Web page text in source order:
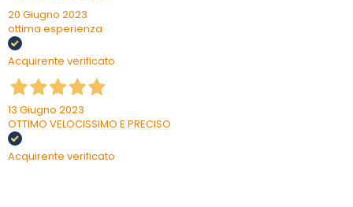
20 Giugno 2023
ottima esperienza
Acquirente verificato
13 Giugno 2023
OTTIMO VELOCISSIMO E PRECISO
Acquirente verificato